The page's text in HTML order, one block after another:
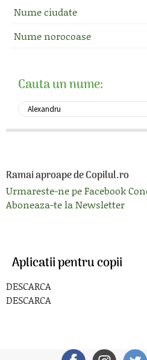
Nume ciudate
Nume norocoase
Cauta un nume:
Ramai aproape de Copilul.ro
Urmareste-ne pe Facebook
Aboneaza-te la Newsletter
Aplicatii pentru copii
DESCARCA
DESCARCA